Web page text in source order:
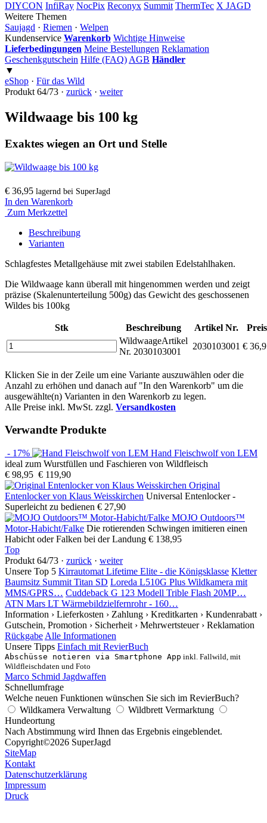
DIYCON InfiRay NocPix Reconyx Summit ThermTec X JAGD
Weitere Themen
Saujagd · Riemen · Welpen
Kundenservice Warenkorb Wichtige Hinweise
Lieferbedingungen Meine Bestellungen Reklamation
Geschenkgutschein Hilfe (FAQ) AGB Händler
▼
eShop · Für das Wild
Produkt 64/73 · zurück · weiter
Wildwaage bis 100 kg
Exaktes wiegen an Ort und Stelle
€ 36,95 lagernd bei SuperJagd
In den Warenkorb
Zum Merkzettel
Beschreibung
Varianten
Schlagfestes Metallgehäuse mit zwei stabilen Edelstahlhaken.
Die Wildwaage kann überall mit hingenommen werden und zeigt
präzise (Skalenunterteilung 500g) das Gewicht des geschossenen
Wildes bis 100kg
Stk Beschreibung Artikel Nr.
Preis
WildwaageArtikel
Nr. 2030103001
2030103001 €
Klicken Sie in der Zeile um eine Variante auszuwählen oder die
Anzahl zu erhöhen und danach auf "In den Warenkorb" um die
ausgewählte(n) Varianten in den Warenkorb zu legen.
Alle Preise inkl. MwSt. zzgl. Versandkosten
Verwandte Produkte
- 17%
Hand Fleischwolf von LEM
ideal zum Wurstfüllen und Faschieren von Wildfleisch
€ 98,95 € 119,90
Original
Entenlocker von Klaus Weisskirchen Universal Entenlocker -
Superleicht zu bedienen € 27,90
MOJO Outdoors™
Motor-Habicht/Falke Die rotierenden Schwingen imitieren einen
Habicht oder Falken bei der Landung € 138,95
Top
Produkt 64/73 · zurück · weiter
Unsere Top 5 Kirrautomat Lifetime Elite - die Königsklasse Kletter
Baumsitz Summit Titan SD Loreda L510G Plus Wildkamera mit
MMS/GPRS… Cuddeback G 123 Modell Trible Flash 20MP…
ATN Mars LT Wärmebildzielfernrohr - 160…
Information › Lieferkosten › Zahlung › Kreditkarten › Kundenrabatt ›
Gutschein, Promotion › Sicherheit › Mehrwertsteuer › Reklamation
Rückgabe Alle Informationen
Unsere Tipps Einfach mit RevierBuch
Abschüsse notieren via Smartphone App inkl. Fallwild, mit
Wildfleischdaten und Foto
Marco Schmid Jagdwaffen
Schnellumfrage
Welche neuen Funktionen wünschen Sie sich im RevierBuch?
Wildkamera Verwaltung
Wildbrett Vermarktung
Hundeortung
Nach Abstimmung wird Ihnen das Ergebnis eingeblendet.
Copyright©2026 SuperJagd
SiteMap
Kontakt
Datenschutzerklärung
Impressum
Druck